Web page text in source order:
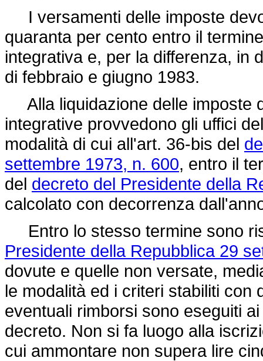
I versamenti delle imposte
quaranta per cento entro il
integrativa e, per la differenza, in
di febbraio e giugno 1983.
Alla liquidazione delle imposte
integrative provvedono gli uffici
modalità di cui all'art. 36-bis del
settembre 1973, n. 600, entro il
del decreto del Presidente della
calcolato con decorrenza
Entro lo stesso termine sono
Presidente della Repubblica 29
dovute e quelle non versate,
le modalità ed i criteri stabiliti con
eventuali rimborsi sono eseguiti
decreto. Non si fa luogo alla
cui ammontare non supera lire